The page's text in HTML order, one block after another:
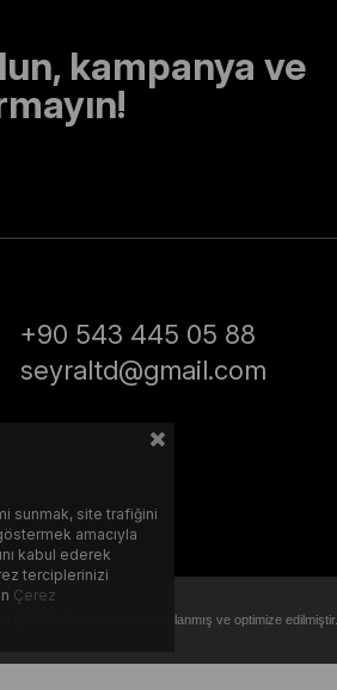
kampanya ve
+90 543 445 05 88
seyraltd@gmail.com
tarafından tasarlanmış ve optimize edilmiştir.
sunmak, site trafiğini
amacıyla
kabul ederek
terciplerinizi
Çerez